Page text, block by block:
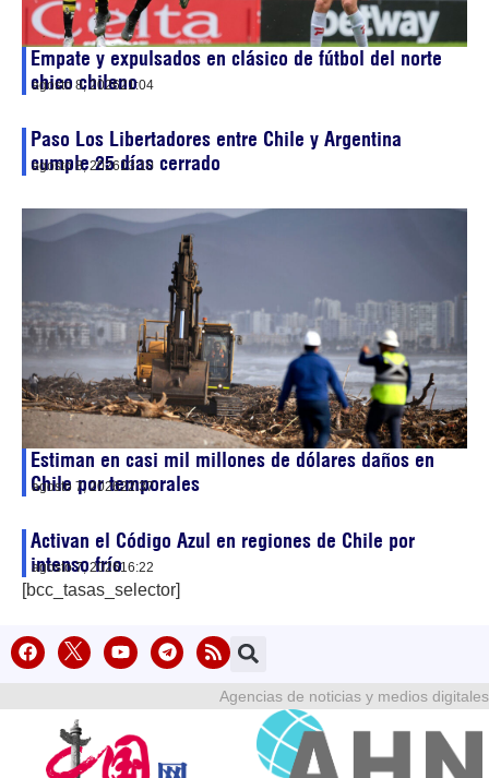
Empate y expulsados en clásico de fútbol del norte
chico chileno
agosto 8, 202621:04
Paso Los Libertadores entre Chile y Argentina
cumple 25 días cerrado
agosto 8, 202613:10
Estiman en casi mil millones de dólares daños en
Chile por temporales
agosto 7, 202622:37
Activan el Código Azul en regiones de Chile por
intenso frío
agosto 7, 202616:22
[bcc_tasas_selector]
Agencias de noticias y medios digitales